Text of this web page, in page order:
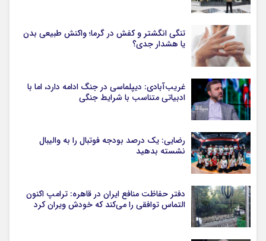
تنگی انگشتر و کفش در گرما؛ واکنش طبیعی بدن
یا هشدار جدی؟
غریب‌آبادی: دیپلماسی در جنگ ادامه دارد، اما با
ادبیاتی متناسب با شرایط جنگی
رضایی: یک درصد بودجه فوتبال را به والیبال
نشسته بدهید
دفتر حفاظت منافع ایران در قاهره: ترامپ اکنون
التماس توافقی را می‌کند که خودش ویران کرد